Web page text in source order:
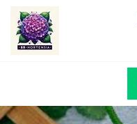
content